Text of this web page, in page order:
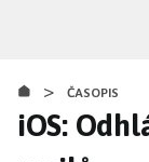
obsahu
> ČASOPIS
iOS: